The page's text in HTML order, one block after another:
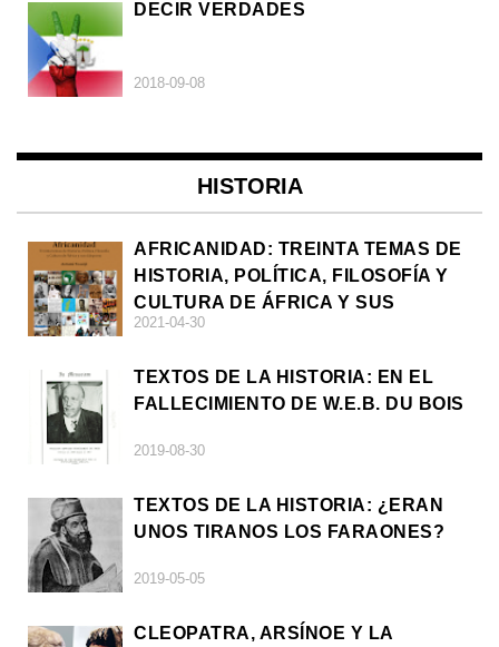
DECIR VERDADES
2018-09-08
HISTORIA
AFRICANIDAD: TREINTA TEMAS DE
HISTORIA, POLÍTICA, FILOSOFÍA Y
CULTURA DE ÁFRICA Y SUS
DIÁSPORAS
2021-04-30
TEXTOS DE LA HISTORIA: EN EL
FALLECIMIENTO DE W.E.B. DU BOIS
2019-08-30
TEXTOS DE LA HISTORIA: ¿ERAN
UNOS TIRANOS LOS FARAONES?
2019-05-05
CLEOPATRA, ARSÍNOE Y LA